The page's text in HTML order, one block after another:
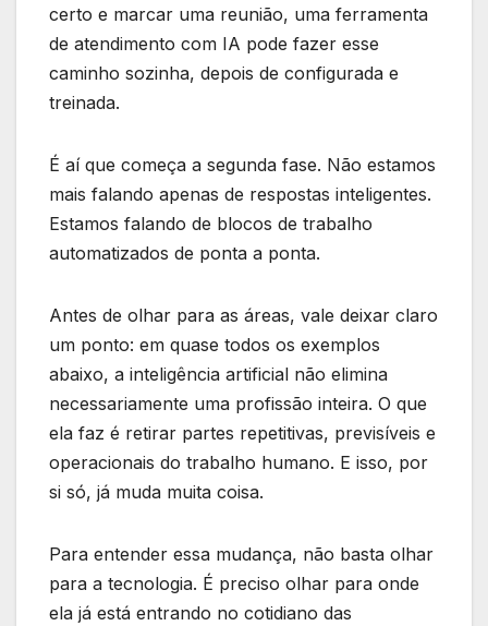
certo e marcar uma reunião, uma ferramenta
de atendimento com IA pode fazer esse
caminho sozinha, depois de configurada e
treinada.
É aí que começa a segunda fase. Não estamos
mais falando apenas de respostas inteligentes.
Estamos falando de blocos de trabalho
automatizados de ponta a ponta.
Antes de olhar para as áreas, vale deixar claro
um ponto: em quase todos os exemplos
abaixo, a inteligência artificial não elimina
necessariamente uma profissão inteira. O que
ela faz é retirar partes repetitivas, previsíveis e
operacionais do trabalho humano. E isso, por
si só, já muda muita coisa.
Para entender essa mudança, não basta olhar
para a tecnologia. É preciso olhar para onde
ela já está entrando no cotidiano das